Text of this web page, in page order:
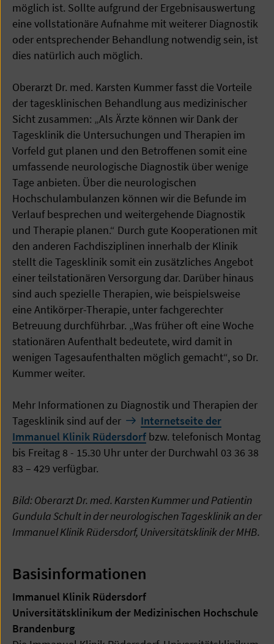
möglich ist. Sollte aufgrund der Ergebnisauswertung
eine vollstationäre Aufnahme mit weiterer Diagnostik
oder entsprechender Behandlung notwendig sein, ist
dies natürlich auch möglich.
Oberarzt Dr. med. Karsten Kummer fasst die Vorteile
der tagesklinischen Behandlung aus medizinischer
Sicht zusammen: „Als Ärzte können wir Dank der
Tagesklinik die Untersuchungen und Therapien im
Vorfeld gut planen und den Betroffenen somit eine
umfassende neurologische Diagnostik über wenige
Tage anbieten. Über die neurologischen
Hochschulambulanzen können wir die Befunde im
Verlauf besprechen und weitergehende Diagnostik
und Therapie planen.“ Durch gute Kooperationen mit
den anderen Fachdisziplinen innerhalb der Klinik
stellt die Tagesklinik somit ein zusätzliches Angebot
einer teilstationären Versorgung dar. Darüber hinaus
sind auch spezielle Therapien, wie beispielsweise
eine Antikörper-Therapie, unter fachgerechter
Betreuung durchführbar. „Was früher oft eine Woche
stationären Aufenthalt bedeutete, wird damit in
wenigen Tagesaufenthalten möglich gemacht“, so Dr.
Kummer weiter.
Mehr Informationen zu Diagnostik und Therapien der
Tagesklinik sind auf der
Internetseite der
Immanuel Klinik Rüdersdorf bzw. telefonisch Montag
bis Freitag 8 - 15.30 Uhr unter der Durchwahl 03 36 38
83 – 429 verfügbar.
Bild: Oberarzt Dr. med. Karsten Kummer und Patientin
Gundula Schult in der neurologischen Tagesklinik an der
Immanuel Klinik Rüdersdorf, Universitätsklinik der MHB.
Basisinformationen
Immanuel Klinik Rüdersdorf
Universitätsklinikum der Medizinischen Hochschule
Brandenburg